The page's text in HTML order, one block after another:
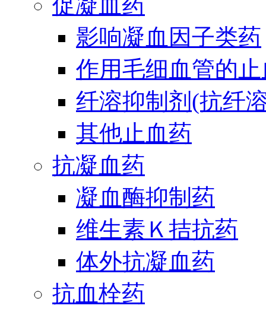
影响凝血因子类药
作用毛细血管的
纤溶抑制剂(抗纤
其他止血药
抗凝血药
凝血酶抑制药
维生素Ｋ拮抗药
体外抗凝血药
抗血栓药